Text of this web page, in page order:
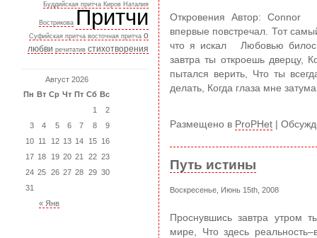
Буддийская притча Киров Наталия
Вострикова Притчи
Суфийская притча восточная притча о
любви речитатив стихотворения
Август 2026
Пн Вт Ср Чт Пт Сб Вс
« Янв
1
2
3
4 5 6 7 8
9
10 11 12 13 14 15 16
17 18 19 20 21 22 23
24 25 26 27 28 29 30
31
Откровения Автор: Connor
впервые повстречал. Тот
что я искал Любовью
завтра ты откроешь
пытался верить, Что ты
делать, Когда глаза мне
Размещено в ProPHet
Путь истины
Воскресенье, Июнь 15th, 2008
Проснувшись завтра утром
мире, Что здесь